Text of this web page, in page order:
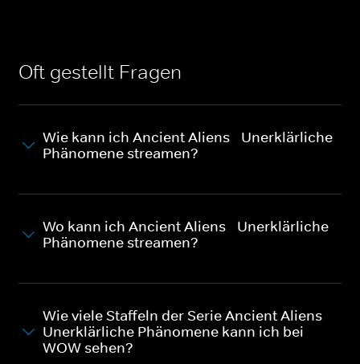
Oft gestellt Fragen
Wie kann ich Ancient Aliens - Unerklärliche
Phänomene streamen?
Wo kann ich Ancient Aliens - Unerklärliche
Phänomene streamen?
Wie viele Staffeln der Serie Ancient Aliens -
Unerklärliche Phänomene kann ich bei
WOW sehen?